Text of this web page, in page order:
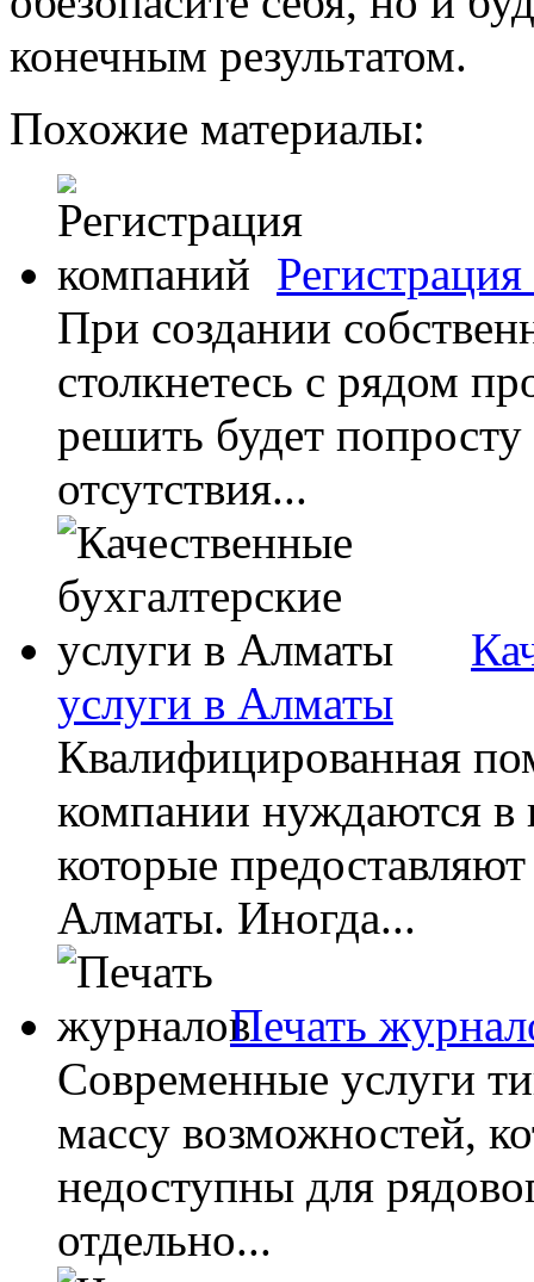
конечным результатом.
Похожие материалы:
При создании
столкнетесь с рядом
решить будет
отсутствия...
услуги в Алматы
Квалифицированная
компании нуждаются в
которые
Алматы. Иногда...
Печать
Современные услуги
массу возможностей,
недоступны для
отдельно...